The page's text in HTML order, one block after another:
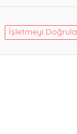
İşletmeyi Doğrula